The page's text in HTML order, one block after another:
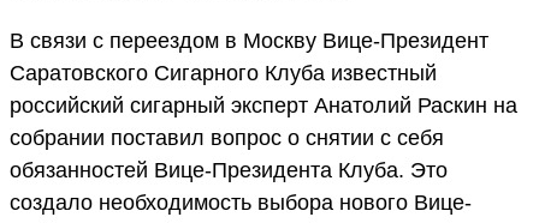
В связи с переездом в Москву Вице-Президент
Саратовского Сигарного Клуба известный
российский сигарный эксперт Анатолий Раскин на
собрании поставил вопрос о снятии с себя
обязанностей Вице-Президента Клуба. Это
создало необходимость выбора нового Вице-